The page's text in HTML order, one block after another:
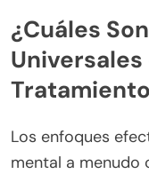
¿Cuáles
Los enfoques
mental a menudo